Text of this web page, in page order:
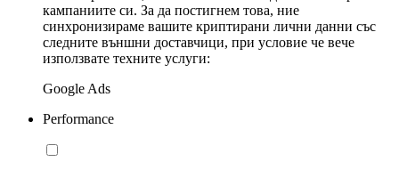
кампаниите си. За да постигнем това, ние
синхронизираме вашите криптирани лични данни със
следните външни доставчици, при условие че вече
използвате техните услуги:
Google Ads
Performance